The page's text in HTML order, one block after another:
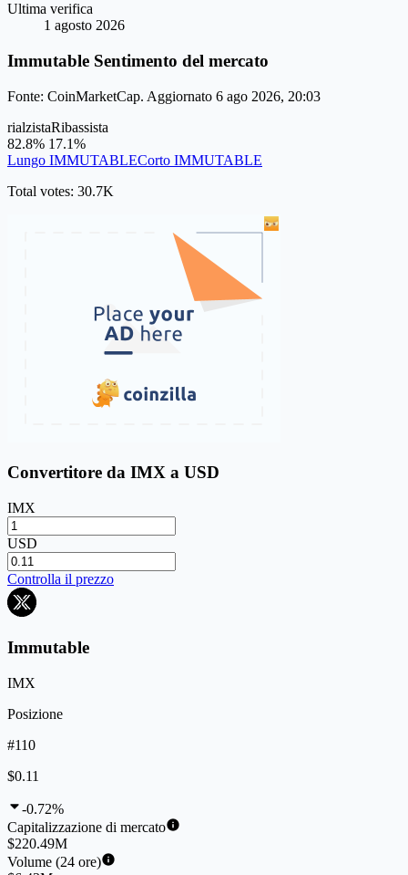
Ultima verifica
1 agosto 2026
Immutable Sentimento del mercato
Fonte: CoinMarketCap. Aggiornato 6 ago 2026, 20:03
rialzistaRibassista
82.8% 17.1%
Lungo IMMUTABLECorto IMMUTABLE
Total votes: 30.7K
Convertitore da IMX a USD
IMX
USD
Controlla il prezzo
Immutable
IMX
Posizione
#110
$0.11
-0.72%
Capitalizzazione di mercato
$220.49M
Volume (24 ore)